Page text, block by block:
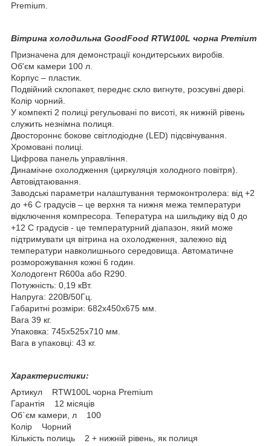
Premium.
Вітрина холодильна GoodFood RTW100L чорна Premium
Призначена для демонстрації кондитерських виробів.
Об'єм камери 100 л.
Корпус – пластик.
Подвійний склопакет, переднє скло вигнуте, розсувні двері.
Колір чорний.
У компекті 2 полиці регульовані по висоті, як нижній рівень
служить незнімна полиця.
Двостороннє бокове світлодіодне (LED) підсвічування.
Хромовані полиці.
Цифрова панель управління.
Динамічне охолодження (циркуляція холодного повітря).
Автовідтаювання.
Заводські параметри налаштування термоконтролера: від +2
до +6 С градусів – це верхня та нижня межа температури
відключення компресора. Тепература на шильдику від 0 до
+12 С градусів - це температурний діапазон, який може
підтримувати ця вітрина на охолодження, залежно від
температури навколишнього середовища. Автоматичне
розморожування кожні 6 годин.
Холодогент R600a або R290.
Потужність: 0,19 кВт.
Напруга: 220В/50Гц.
Габаритні розміри: 682х450х675 мм.
Вага 39 кг.
Упаковка: 745х525х710 мм.
Вага в упаковці: 43 кг.
Характеристики:
Артикул RTW100L чорна Premium
Гарантія 12 місяців
Об`єм камери, л 100
Колір Чорний
Кількість полиць 2 + нижній рівень, як полиця